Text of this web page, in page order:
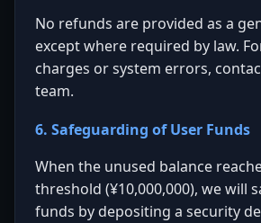
No refunds are provided as a
except where required by law.
charges or system errors,
team.
6. Safeguarding of User Funds
When the unused balance
threshold (¥10,000,000), we will
funds by depositing a security